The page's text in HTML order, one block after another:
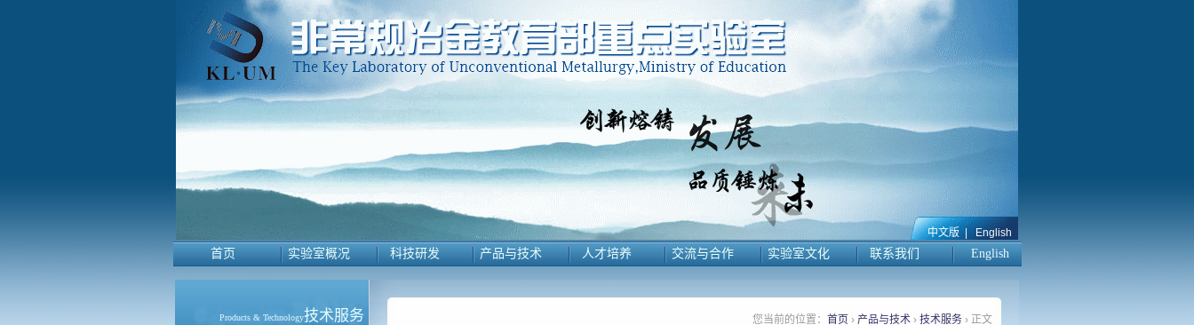
中文版| English
首页 实验室概况 科技研发 产品与技术 人才培养 交流与合作 实验室文化 联系我们 English
Products & Technology技术服务 您当前的位置： 首页 › 产品与技术 › 技术服务 › 正文